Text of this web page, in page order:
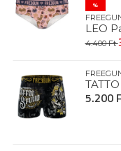
%
LEO
4.400 Ft
5.200